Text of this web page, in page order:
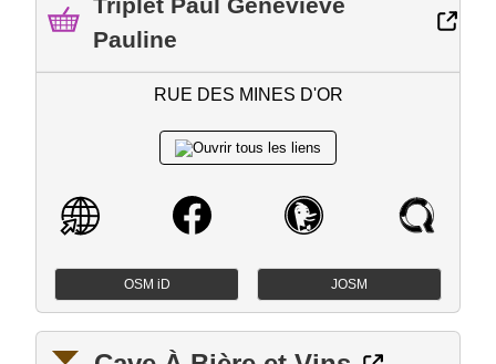
Pauline
RUE DES MINES D'OR
OSM iD JOSM